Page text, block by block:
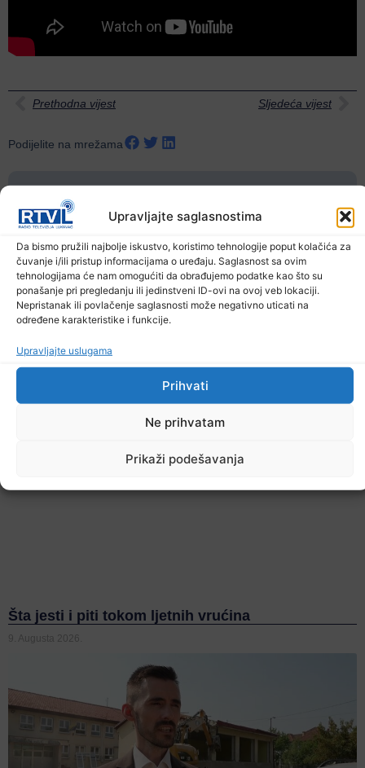
Upravljajte saglasnostima
Da bismo pružili najbolje iskustvo, koristimo tehnologije poput kolačića za
čuvanje i/ili pristup informacijama o uređaju. Saglasnost sa ovim
tehnologijama će nam omogućiti da obrađujemo podatke kao što su
ponašanje pri pregledanju ili jedinstveni ID-ovi na ovoj veb lokaciji.
Nepristanak ili povlačenje saglasnosti može negativno uticati na
određene karakteristike i funkcije.
Upravljajte uslugama
Prihvati
Ne prihvatam
Prikaži podešavanja
Prethodna vijest Sljedeća vijest
Podijelite na mrežama
Šta jesti i piti tokom ljetnih vrućina
9. Augusta 2026.